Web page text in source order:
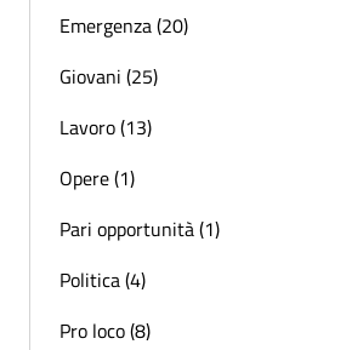
Emergenza (20)
Giovani (25)
Lavoro (13)
Opere (1)
Pari opportunità (1)
Politica (4)
Pro loco (8)